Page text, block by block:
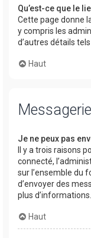
Qu’est-ce que le
Cette page donne
y compris les
d’autres détails
Haut
Je ne peux pas
Il y a trois raisons
connecté,
sur l’ensemble du
d’envoyer des
plus d’informations.
Haut